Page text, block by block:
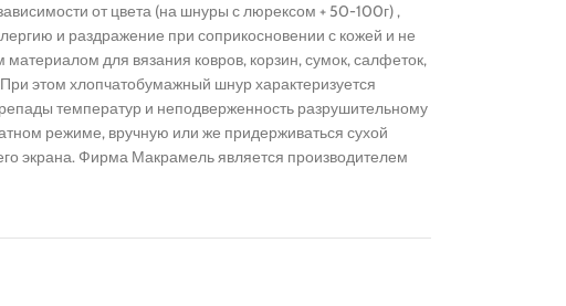
от цвета (на шнуры с люрексом + 50-100г) ,
и раздражение при соприкосновении с кожей и не
для вязания ковров, корзин, сумок, салфеток,
этом хлопчатобумажный шнур характеризуется
температур и неподверженность разрушительному
режиме, вручную или же придерживаться сухой
экрана. Фирма Макрамель является производителем